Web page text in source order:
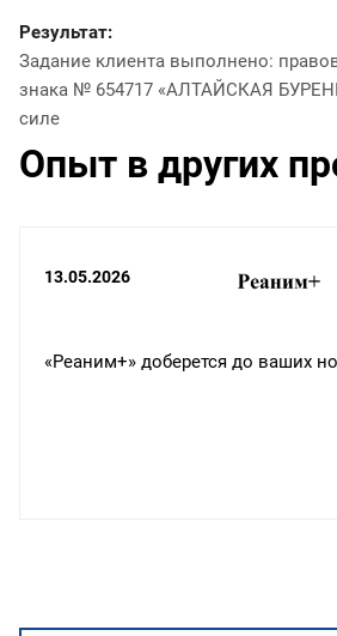
Результат:
Задание клиента выполнено:
знака № 654717 «АЛТАЙСКАЯ
силе
Опыт в других
13.05.2026
«Реаним+» доберется до ваших